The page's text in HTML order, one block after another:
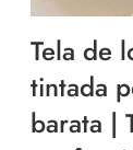
Tela de
tintada
barata |